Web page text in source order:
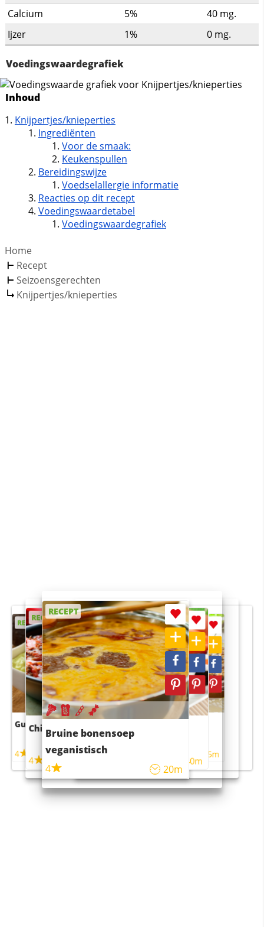
Calcium
5% 40 mg.
Ijzer
1% 0 mg.
Voedingswaardegrafiek
Inhoud
Knijpertjes/knieperties
Ingrediënten
Voor de smaak:
Keukenspullen
Bereidingswijze
Voedselallergie informatie
Reacties op dit recept
Voedingswaardetabel
Voedingswaardegrafiek
Home
Recept
Seizoensgerechten
Knijpertjes/knieperties
RECEPT
Guacamole
4
RECEPT
Chili con carne
4
RECEPT
Bruine bonensoep
veganistisch
4
20m
RECEPT
Sushi rijstsalade
maaltijdsalade
40m
RECEPT
4 55m